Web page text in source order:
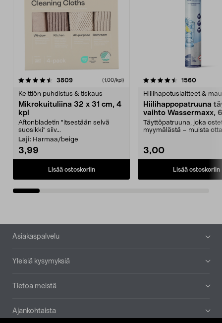
3809arvostelut (1,00/kpl)
Keittiön puhdistus & tiskaus
Mikrokuituliina 32 x 31 cm, 4
kpl
Aftonbladetin "itsestään selvä
suosikki" siiv...
Laji: Harmaa/beige
3,99
Lisää ostoskoriin
4.5viidestä
1560
Hiilihapotuslaitteet &
Hiilihappopatruuna
vaihto Wassermaxx,
Täyttöpatruuna, joka
myymälästä – muista
3,00
Lisää ostoskoriin
4.5viidestä
Alatunniste
Asiakaspalvelu
Yleisiä kysymyksiä
Tietoa meistä
Ajankohtaista